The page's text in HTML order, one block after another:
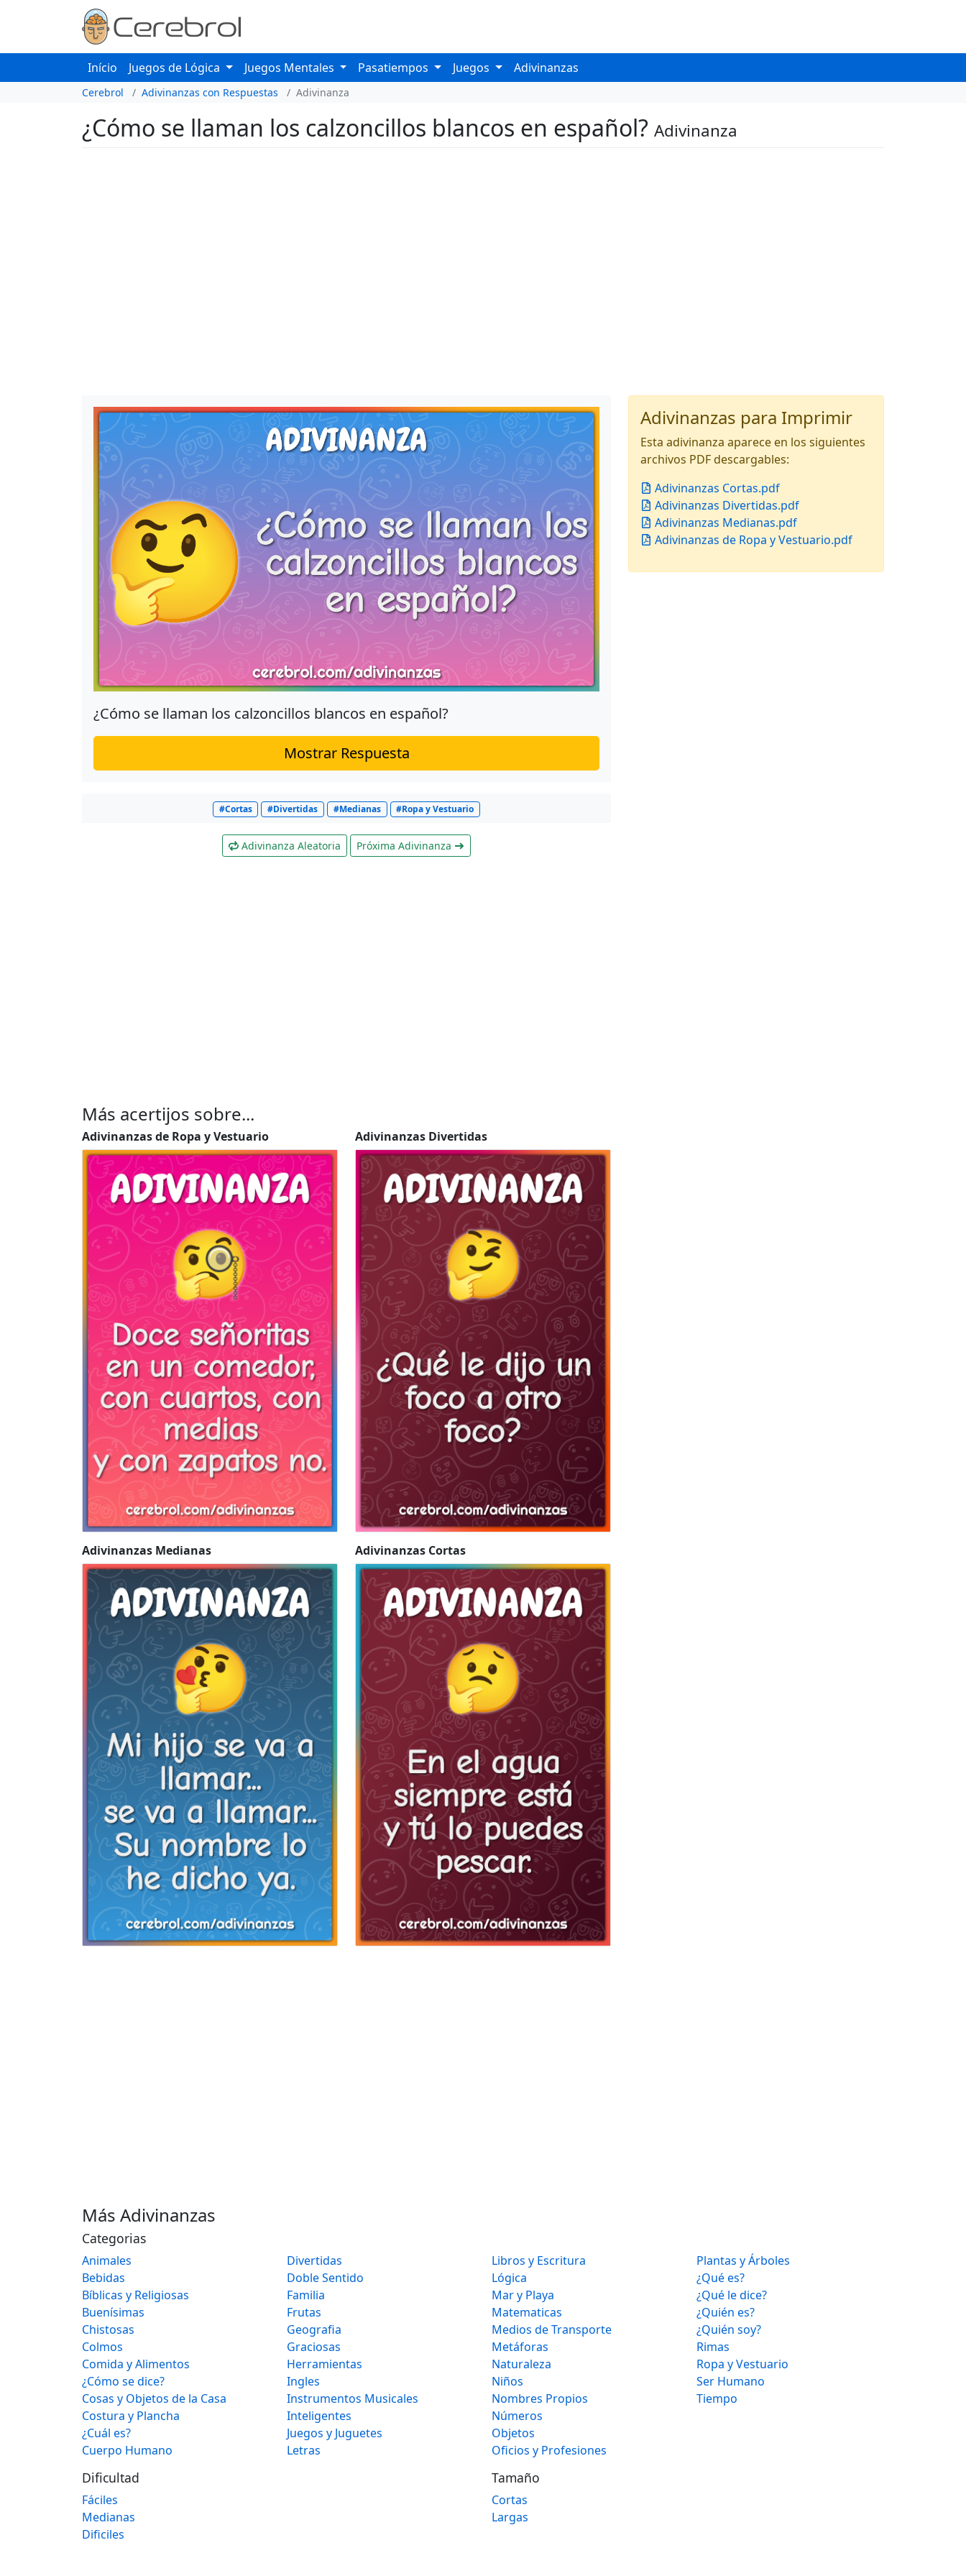
Início Juegos de Lógica Juegos Mentales Pasatiempos Juegos Adivinanzas
Cerebrol Adivinanzas con Respuestas Adivinanza
¿Cómo se llaman los calzoncillos blancos en español? Adivinanza
¿Cómo se llaman los calzoncillos blancos en español?
Mostrar Respuesta
#Cortas #Divertidas #Medianas #Ropa y Vestuario
Adivinanza Aleatoria Próxima Adivinanza
Adivinanzas para Imprimir
Esta adivinanza aparece en los siguientes
archivos PDF descargables:
Adivinanzas Cortas.pdf
Adivinanzas Divertidas.pdf
Adivinanzas Medianas.pdf
Adivinanzas de Ropa y Vestuario.pdf
Más acertijos sobre...
Adivinanzas de Ropa y Vestuario Adivinanzas Divertidas
Adivinanzas Medianas Adivinanzas Cortas
Más Adivinanzas
Categorias
Animales
Bebidas
Bíblicas y Religiosas
Buenísimas
Chistosas
Colmos
Comida y Alimentos
¿Cómo se dice?
Cosas y Objetos de la Casa
Costura y Plancha
¿Cuál es?
Cuerpo Humano
Divertidas
Doble Sentido
Familia
Frutas
Geografia
Graciosas
Herramientas
Ingles
Instrumentos Musicales
Inteligentes
Juegos y Juguetes
Letras
Libros y Escritura
Lógica
Mar y Playa
Matematicas
Medios de Transporte
Metáforas
Naturaleza
Niños
Nombres Propios
Números
Objetos
Oficios y Profesiones
Plantas y Árboles
¿Qué es?
¿Qué le dice?
¿Quién es?
¿Quién soy?
Rimas
Ropa y Vestuario
Ser Humano
Tiempo
Dificultad
Fáciles
Medianas
Dificiles
Tamaño
Cortas
Largas